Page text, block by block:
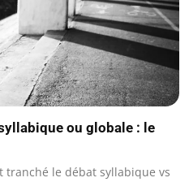
ou globale : le
tranché le débat syllabique vs